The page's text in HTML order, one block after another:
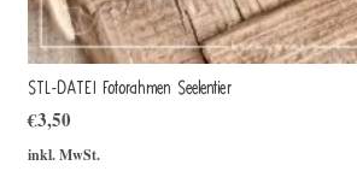
STL-DATEI Fotorahmen Seelentier
€3,50
inkl. MwSt.